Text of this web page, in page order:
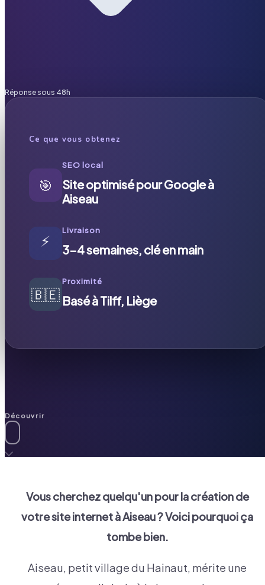
Réponse sous 48h
Ce que vous obtenez
🎯
SEO local
Site optimisé pour Google à
Aiseau
⚡
Livraison
3-4 semaines, clé en main
🇧🇪
Proximité
Basé à Tilff, Liège
Découvrir
Vous cherchez quelqu'un pour la création de
votre site internet àAiseau? Voici pourquoi ça
tombe bien.
Aiseau, petit village du Hainaut, mérite une